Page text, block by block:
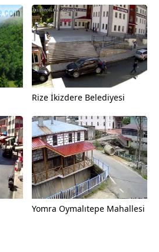
Rize İkizdere Belediyesi
Yomra Oymalıtepe Mahallesi